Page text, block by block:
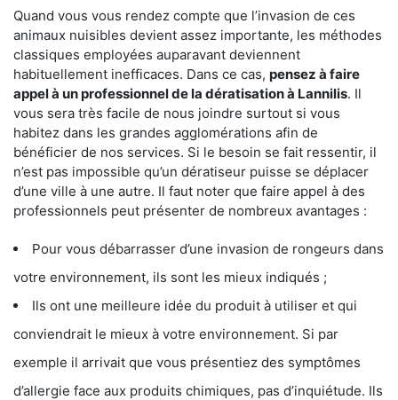
Quand vous vous rendez compte que l’invasion de ces
animaux nuisibles devient assez importante, les méthodes
classiques employées auparavant deviennent
habituellement inefficaces. Dans ce cas, pensez à faire
appel à un professionnel de la dératisation à Lannilis. Il
vous sera très facile de nous joindre surtout si vous
habitez dans les grandes agglomérations afin de
bénéficier de nos services. Si le besoin se fait ressentir, il
n’est pas impossible qu’un dératiseur puisse se déplacer
d’une ville à une autre. Il faut noter que faire appel à des
professionnels peut présenter de nombreux avantages :
Pour vous débarrasser d’une invasion de rongeurs dans
votre environnement, ils sont les mieux indiqués ;
Ils ont une meilleure idée du produit à utiliser et qui
conviendrait le mieux à votre environnement. Si par
exemple il arrivait que vous présentiez des symptômes
d’allergie face aux produits chimiques, pas d’inquiétude. Ils